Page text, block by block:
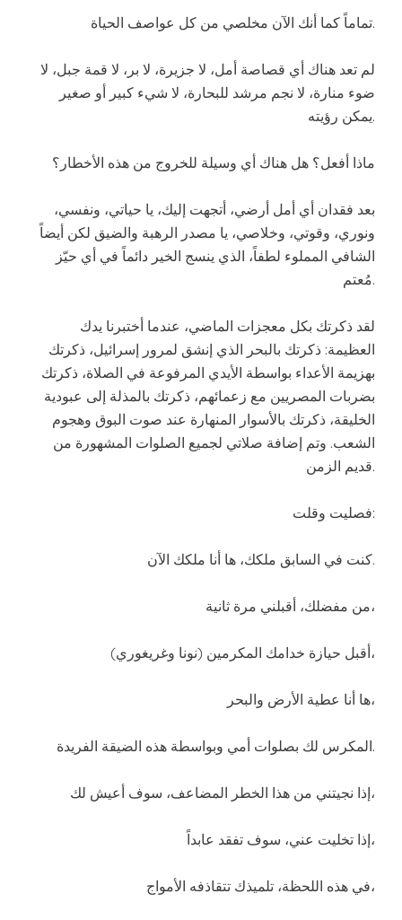
تماماً كما أنك الآن مخلصي من كل عواصف الحياة.
لم تعد هناك أي قصاصة أمل، لا جزيرة، لا بر، لا قمة جبل، لا
ضوء منارة، لا نجم مرشد للبحارة، لا شيء كبير أو صغير
يمكن رؤيته.
ماذا أفعل؟ هل هناك أي وسيلة للخروج من هذه الأخطار؟
بعد فقدان أي أمل أرضي، أتجهت إليك، يا حياتي، ونفسي،
ونوري، وقوتي، وخلاصي، يا مصدر الرهبة والضيق لكن أيضاً
الشافي المملوء لطفاً، الذي ينسج الخير دائماً في أي حيّز
مُعتم.
لقد ذكرتك بكل معجزات الماضي، عندما أختبرنا يدك
العظيمة: ذكرتك بالبحر الذي إنشق لمرور إسرائيل، ذكرتك
بهزيمة الأعداء بواسطة الأيدي المرفوعة في الصلاة، ذكرتك
بضربات المصريين مع زعمائهم، ذكرتك بالمذلة إلى عبودية
الخليقة، ذكرتك بالأسوار المنهارة عند صوت البوق وهجوم
الشعب. وتم إضافة صلاتي لجميع الصلوات المشهورة من
قديم الزمن.
فصليت وقلت:
كنت في السابق ملكك، ها أنا ملكك الآن.
من مفضلك، أقبلني مرة ثانية،
أقبل حيازة خدامك المكرمين (نونا وغريغوري)،
ها أنا عطية الأرض والبحر،
المكرس لك بصلوات أمي وبواسطة هذه الضيقة الفريدة.
إذا نجيتني من هذا الخطر المضاعف، سوف أعيش لك،
إذا تخليت عني، سوف تفقد عابداً،
في هذه اللحظة، تلميذك تتقاذفه الأمواج،